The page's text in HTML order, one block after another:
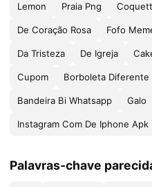
Lemon Praia Png
De Coração Rosa Fofo
Da Tristeza De Igreja
Cupom Borboleta Diferente
Bandeira Bi Whatsapp Galo
Instagram Com De Iphone Apk
Palavras-chave